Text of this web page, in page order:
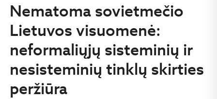
Nematoma sovietmečio
Lietuvos visuomenė:
neformaliųjų sisteminių ir
nesisteminių tinklų skirties
peržiūra